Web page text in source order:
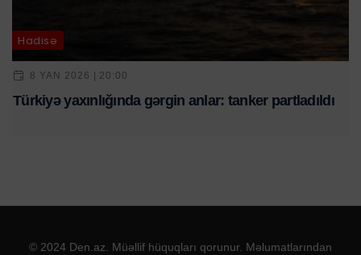
Hadisə
8 YAN 2026 | 20:00
Türkiyə yaxınlığında gərgin anlar: tanker partladıldı
© 2024 Den.az. Müəllif hüquqları qorunur. Məlumatlarından